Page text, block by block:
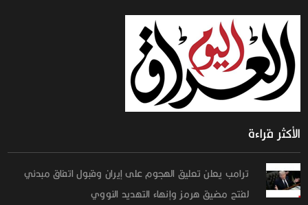
الأكثر قراءة
ترامب يعلن تعليق الهجوم على إيران وقبول اتفاق مبدئي
لفتح مضيق هرمز وإنهاء التهديد النووي